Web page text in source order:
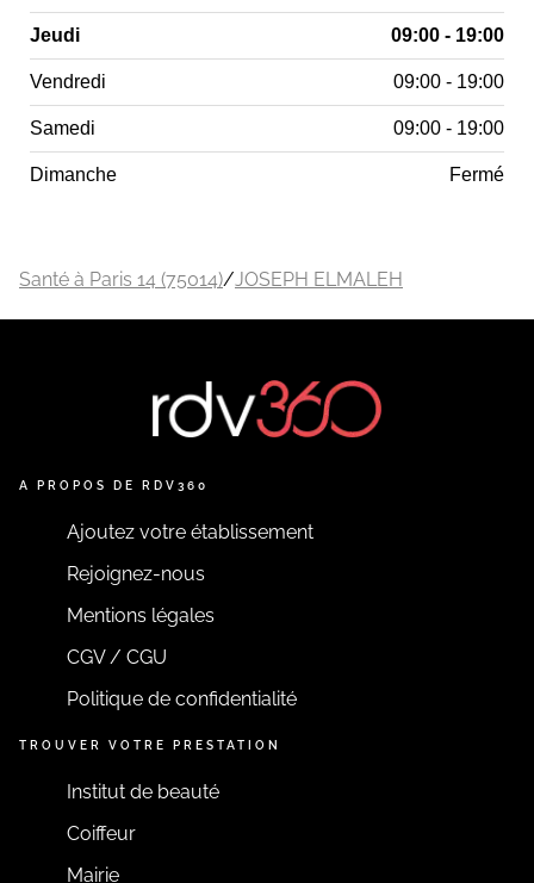
Jeudi 09:00 - 19:00
Vendredi 09:00 - 19:00
Samedi 09:00 - 19:00
Dimanche Fermé
Santé à Paris 14 (75014)/JOSEPH ELMALEH
A PROPOS DE RDV360
Ajoutez votre établissement
Rejoignez-nous
Mentions légales
CGV / CGU
Politique de confidentialité
TROUVER VOTRE PRESTATION
Institut de beauté
Coiffeur
Mairie